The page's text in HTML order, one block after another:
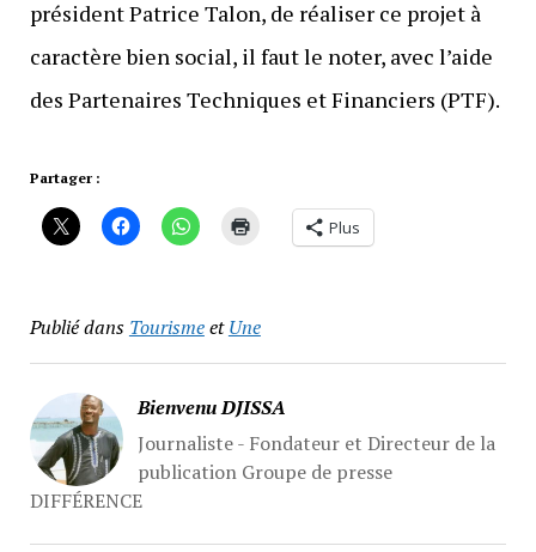
président Patrice Talon, de réaliser ce projet à
caractère bien social, il faut le noter, avec l’aide
des Partenaires Techniques et Financiers (PTF).
Partager :
Plus
Publié dans TourismeetUne
Bienvenu DJISSA
Journaliste - Fondateur et Directeur de la
publication Groupe de presse
DIFFÉRENCE